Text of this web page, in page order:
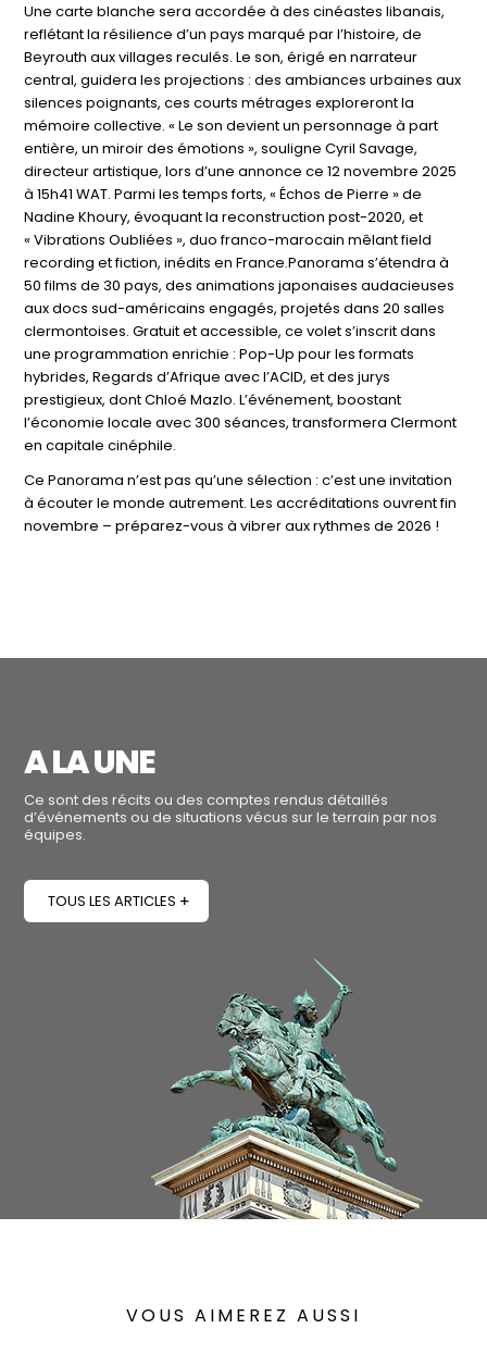
Une carte blanche sera accordée à des cinéastes libanais,
reflétant la résilience d’un pays marqué par l’histoire, de
Beyrouth aux villages reculés. Le son, érigé en narrateur
central, guidera les projections : des ambiances urbaines aux
silences poignants, ces courts métrages exploreront la
mémoire collective. « Le son devient un personnage à part
entière, un miroir des émotions », souligne Cyril Savage,
directeur artistique, lors d’une annonce ce 12 novembre 2025
à 15h41 WAT. Parmi les temps forts, « Échos de Pierre » de
Nadine Khoury, évoquant la reconstruction post-2020, et
« Vibrations Oubliées », duo franco-marocain mêlant field
recording et fiction, inédits en France.Panorama s’étendra à
50 films de 30 pays, des animations japonaises audacieuses
aux docs sud-américains engagés, projetés dans 20 salles
clermontoises. Gratuit et accessible, ce volet s’inscrit dans
une programmation enrichie : Pop-Up pour les formats
hybrides, Regards d’Afrique avec l’ACID, et des jurys
prestigieux, dont Chloé Mazlo. L’événement, boostant
l’économie locale avec 300 séances, transformera Clermont
en capitale cinéphile.
Ce Panorama n’est pas qu’une sélection : c’est une invitation
à écouter le monde autrement. Les accréditations ouvrent fin
novembre – préparez-vous à vibrer aux rythmes de 2026 !
A LA UNE
Ce sont des récits ou des comptes rendus détaillés
d’événements ou de situations vécus sur le terrain par nos
équipes.
TOUS LES ARTICLES
VOUS AIMEREZ AUSSI